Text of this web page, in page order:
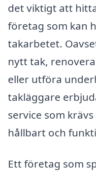
det viktigt att
företag som kan
takarbetet.
nytt tak,
eller utföra
takläggare
service som
hållbart och
Ett företag som